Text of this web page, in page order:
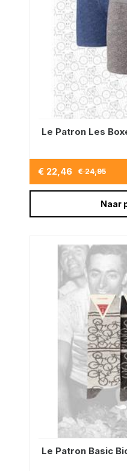
Le Patron Les
€ 22,46 € 24,95
Naar
Le Patron Basic